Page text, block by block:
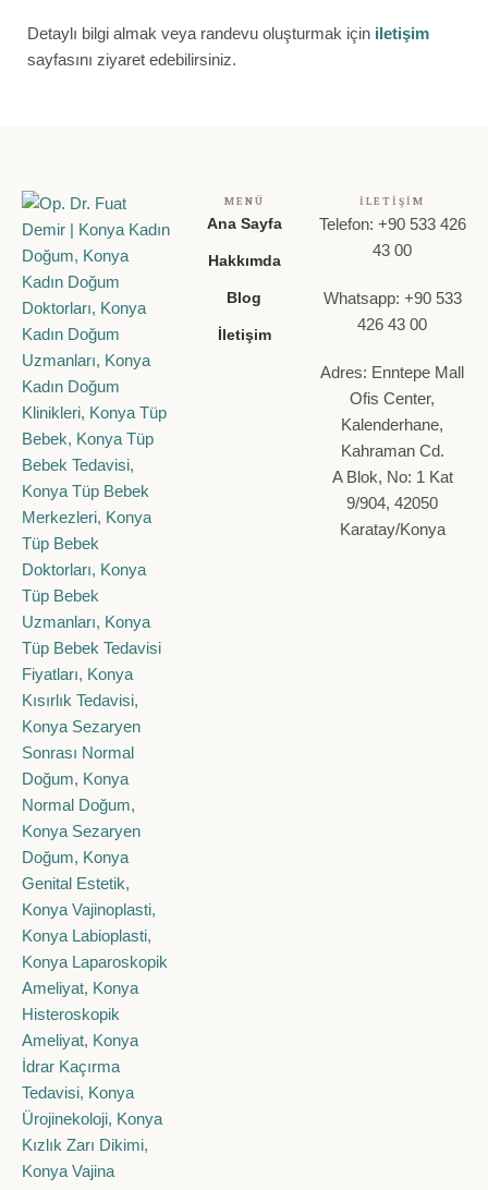
Detaylı bilgi almak veya randevu oluşturmak için iletişim
sayfasını ziyaret edebilirsiniz.
MENÜ
Ana Sayfa
Hakkımda
Blog
İletişim
İLETIŞIM
Telefon: +90 533 426
43 00
Whatsapp: +90 533
426 43 00
Adres: Enntepe Mall
Ofis Center,
Kalenderhane,
Kahraman Cd.
A Blok, No: 1 Kat
9/904, 42050
Karatay/Konya